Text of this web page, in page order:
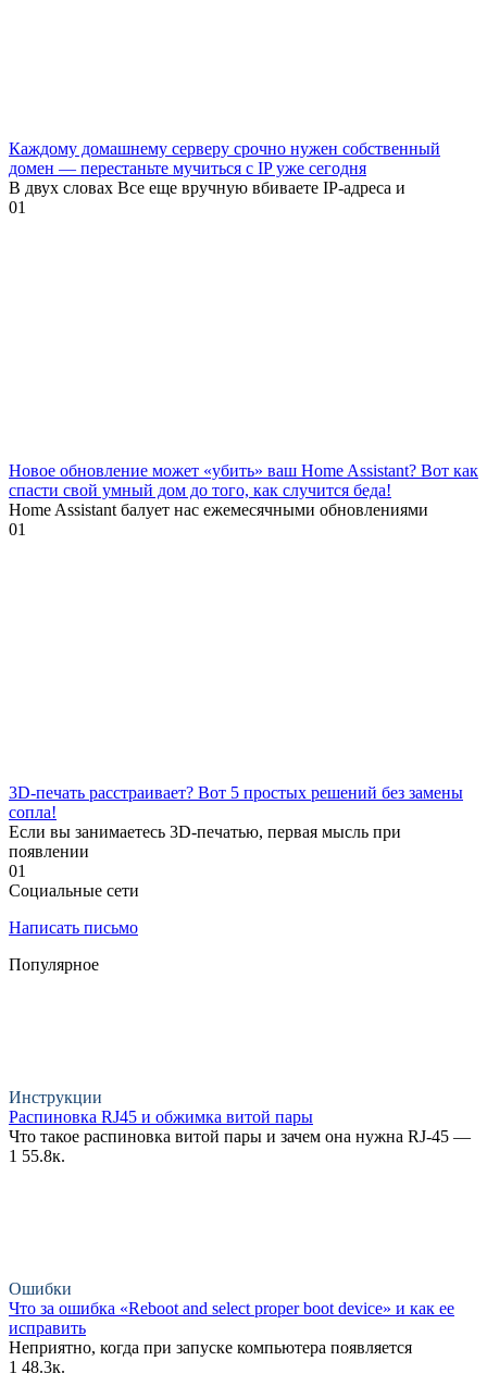
Каждому домашнему серверу срочно нужен собственный
домен — перестаньте мучиться с IP уже сегодня
В двух словах Все еще вручную вбиваете IP-адреса и
01
Новое обновление может «убить» ваш Home Assistant? Вот как
спасти свой умный дом до того, как случится беда!
Home Assistant балует нас ежемесячными обновлениями
01
3D-печать расстраивает? Вот 5 простых решений без замены
сопла!
Если вы занимаетесь 3D-печатью, первая мысль при
появлении
01
Социальные сети
Написать письмо
Популярное
Инструкции
Распиновка RJ45 и обжимка витой пары
Что такое распиновка витой пары и зачем она нужна RJ-45 —
1 55.8к.
Ошибки
Что за ошибка «Reboot and select proper boot device» и как ее
исправить
Неприятно, когда при запуске компьютера появляется
1 48.3к.